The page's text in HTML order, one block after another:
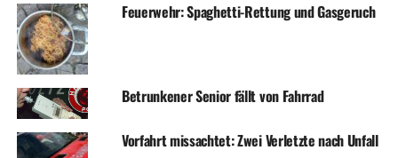
Feuerwehr: Spaghetti-Rettung und Gasgeruch
Betrunkener Senior fällt von Fahrrad
Vorfahrt missachtet: Zwei Verletzte nach Unfall